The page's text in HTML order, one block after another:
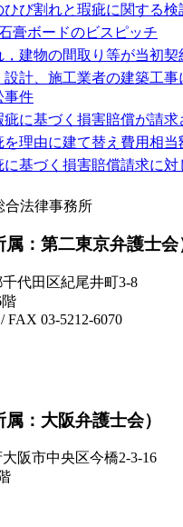
ひび割れと瑕疵に関する検
膏ボードのビスピッチ
建物の間取り等が当初
計、施工業者の建築工
事件
疵に基づく損害賠償が請
理由に建て替え費用相
基づく損害賠償請求に
属：第二東京弁護士会
千代田区紀尾井町3-8
FAX 03-5212-6070
属：大阪弁護士会）
阪市中央区今橋2-3-16